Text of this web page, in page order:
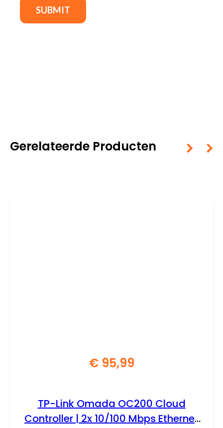
Gerelateerde Producten
€95,99
TP-Link Omada OC200 Cloud
Controller | 2x 10/100 Mbps Ethernet